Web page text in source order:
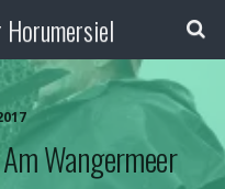
Wangermeer